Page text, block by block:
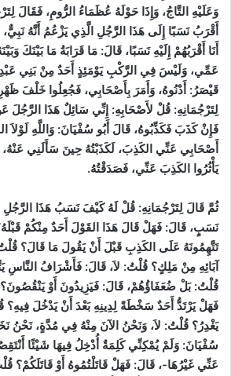
وَعَلَيْهِ التَّاجُ، وَإِذَا حَوْلَهُ عُظَمَاءُ الرُّومِ، فَقَالَ
أَقْرَبُ نَسَبًا إِلَى هَذَا الرَّجُلِ الَّذِي يَزْعُمُ أَنَّهُ
أَنَا أَقْرَبُهُمْ إِلَيْهِ نَسَبًا، قَالَ: مَا قَرَابَةُ مَا بَيْنَكَ
عَمِّي، وَلَيْسَ فِي الرَّكْبِ يَوْمَئِذٍ أَحَدٌ مِنْ بَنِي
قَيْصَرُ: أَدْنُوهُ، وَأَمَرَ بِأَصْحَابِي، فَجُعِلُوا خَلْفَ
لِتَرْجُمَانِهِ: قُلْ لأَصْحَابِهِ: إِنِّي سَائِلٌ هَذَا الرَّجُلَ
فَإِنْ كَذَبَ فَكَذِّبُوهُ، قَالَ أَبُو سُفْيَانَ: وَاللَّهِ لَوْلاَ
أَصْحَابِي عَنِّي الكَذِبَ، لَكَذَبْتُهُ حِينَ سَأَلَنِي
يَأْثُرُوا الكَذِبَ عَنِّي، فَصَدَقْتُهُ.
ثُمَّ قَالَ لِتَرْجُمَانِهِ: قُلْ لَهُ كَيْفَ نَسَبُ هَذَا الرَّجُلِ
نَسَبٍ، قَالَ: فَهَلْ قَالَ هَذَا القَوْلَ أَحَدٌ مِنْكُمْ
تَتَّهِمُونَهُ عَلَى الكَذِبِ قَبْلَ أَنْ يَقُولَ مَا قَالَ؟
آبَائِهِ مِنْ مَلِكٍ؟ قُلْتُ: لاَ، قَالَ: فَأَشْرَافُ النَّاسِ
قُلْتُ: بَلْ ضُعَفَاؤُهُمْ، قَالَ: فَيَزِيدُونَ أَوْ
فَهَلْ يَرْتَدُّ أَحَدٌ سَخْطَةً لِدِينِهِ بَعْدَ أَنْ يَدْخُلَ فِيهِ؟
يَغْدِرُ؟ قُلْتُ: لاَ، وَنَحْنُ الآنَ مِنْهُ فِي مُدَّةٍ، نَحْنُ
سُفْيَانَ: وَلَمْ يُمْكِنِّي كَلِمَةٌ أُدْخِلُ فِيهَا شَيْئًا
عَنِّي غَيْرُهَا-، قَالَ: فَهَلْ قَاتَلْتُمُوهُ أَوْ قَاتَلَكُمْ؟